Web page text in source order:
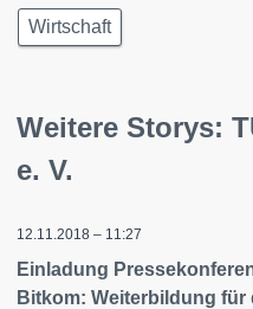
Wirtschaft
Weitere Storys:
e. V.
12.11.2018 – 11:27
Einladung
Bitkom: Weiterbildung